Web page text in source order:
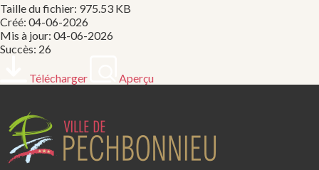
Taille du fichier: 975.53 KB
Créé: 04-06-2026
Mis à jour: 04-06-2026
Succès: 26
Télécharger Aperçu